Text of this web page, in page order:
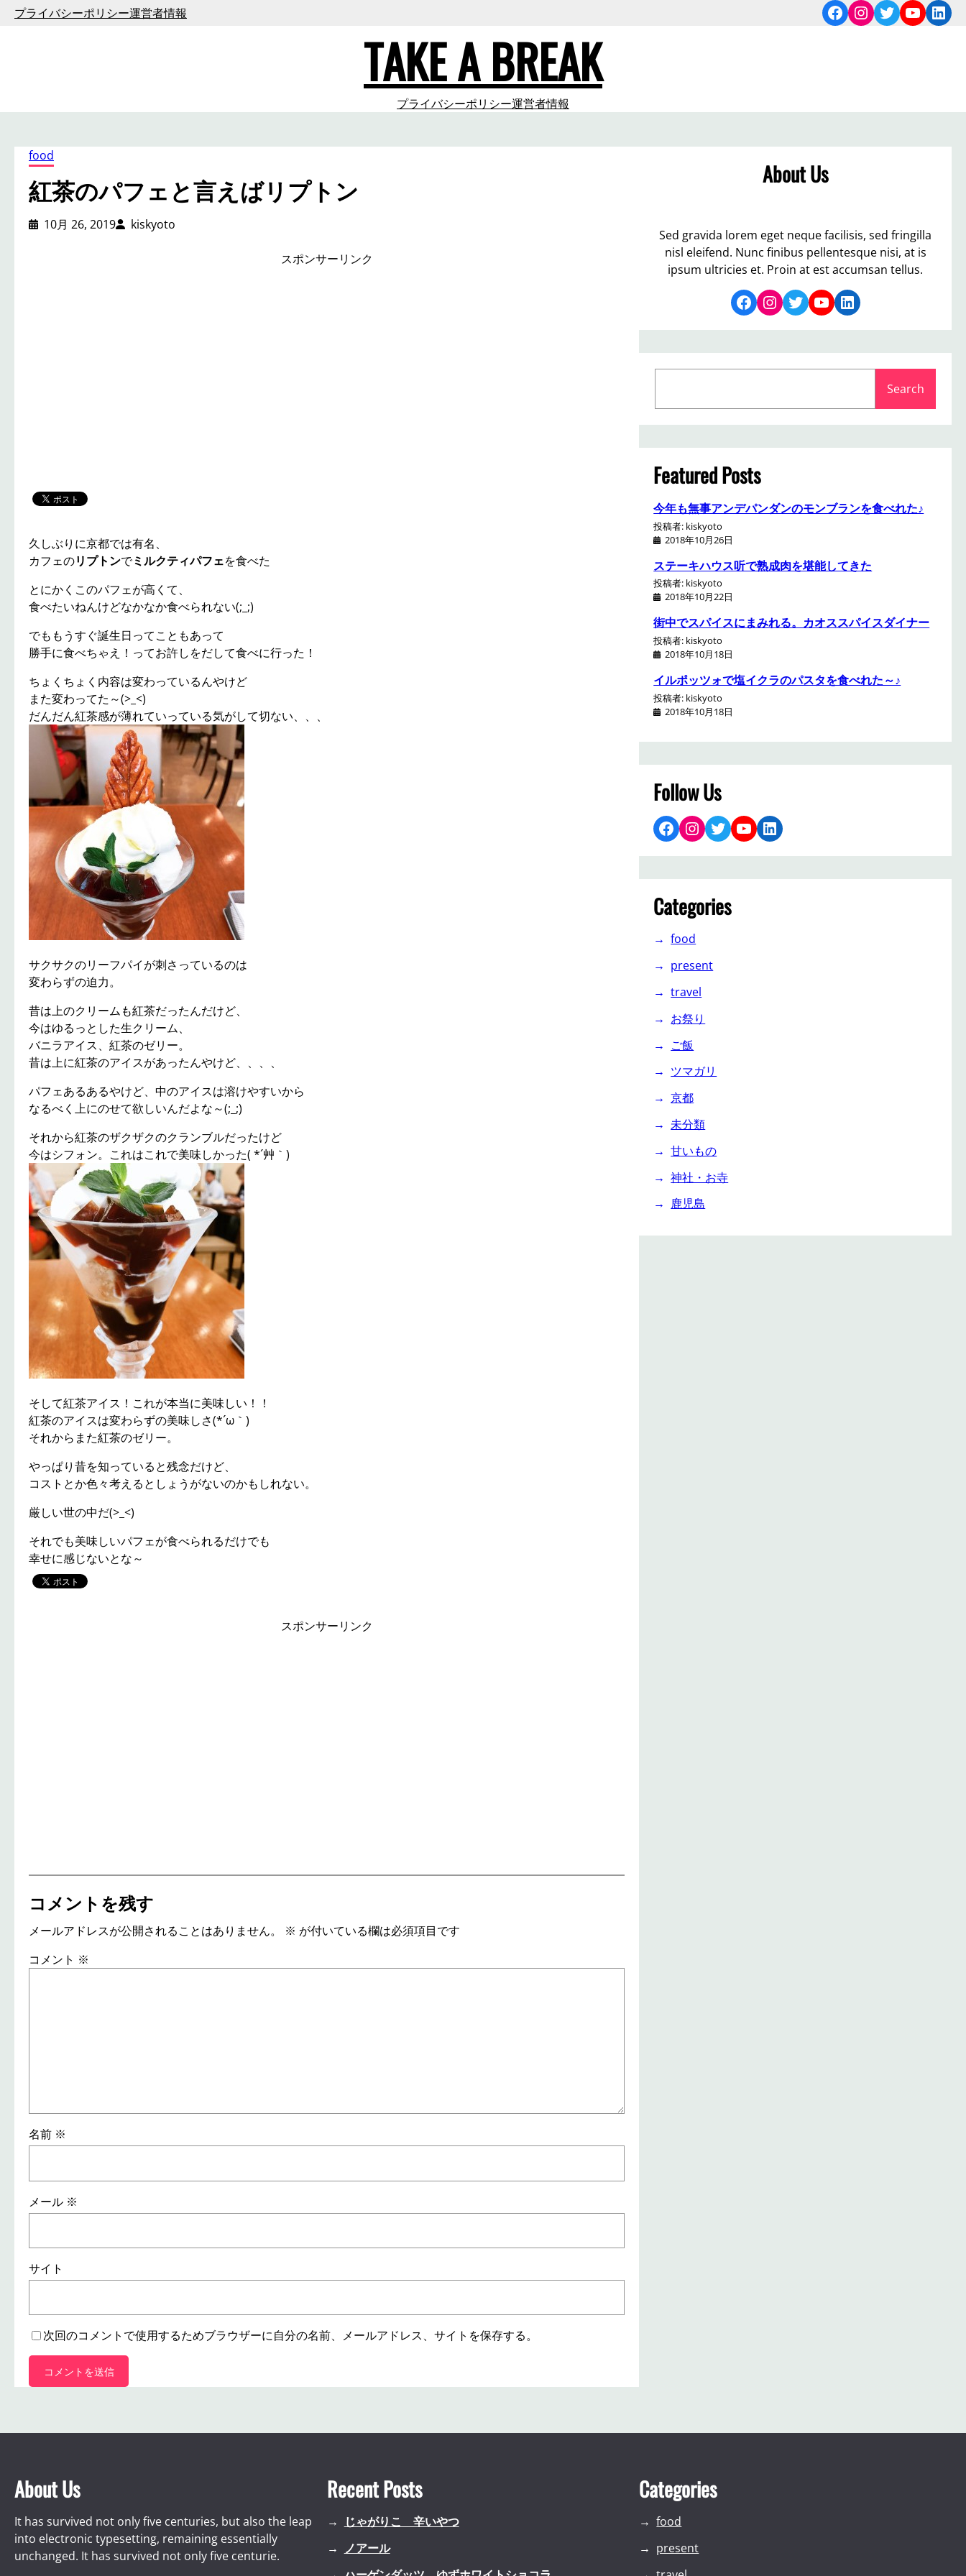
プ
プライバシーポリシー運営者情報 Facebook
Instagram
Twitter
TAKE A BREAK
プライバシーポリシー運営者情報
food
紅茶のパフェと言えばリプトン
10月 26, 2019 kiskyoto
スポンサーリンク
久しぶりに京都では有名、
カフェのリプトンでミルクティパフェを食べた
とにかくこのパフェが高くて、
食べたいねんけどなかなか食べられない(;_;)
でももうすぐ誕生日ってこともあって
勝手に食べちゃえ！ってお許しをだして食べに行った！
ちょくちょく内容は変わっているんやけど
また変わってた～(>_<)
だんだん紅茶感が薄れていっている気がして切ない、、、
サクサクのリーフパイが刺さっているのは
変わらずの迫力。
昔は上のクリームも紅茶だったんだけど、
今はゆるっとした生クリーム、
バニラアイス、紅茶のゼリー。
昔は上に紅茶のアイスがあったんやけど、、、、
パフェあるあるやけど、中のアイスは溶けやすいから
なるべく上にのせて欲しいんだよな～(;_;)
それから紅茶のザクザクのクランブルだったけど
今はシフォン。これはこれで美味しかった( *´艸｀)
そして紅茶アイス！これが本当に美味しい！！
紅茶のアイスは変わらずの美味しさ(*´ω｀)
それからまた紅茶のゼリー。
やっぱり昔を知っていると残念だけど、
コストとか色々考えるとしょうがないのかもしれない。
厳しい世の中だ(>_<)
それでも美味しいパフェが食べられるだけでも
幸せに感じないとな～
スポンサーリンク
コメントを残す
メールアドレスが公開されることはありません。 ※ が付いている欄は必須項目です
コメント ※
名前 ※
メール ※
サイト
次回のコメントで使用するためブラウザーに自分の名前、メールアドレス、サイトを保存する。
About Us
Sed gravida lorem eget neque facilisis, sed fringilla
nisl eleifend. Nunc finibus pellentesque nisi, at is
ipsum ultricies et. Proin at est accumsan tellus.
Facebook Instagram Twitter YouTube LinkedIn
a
r
c
h
Search
Featured Posts
今年も無事アンデパンダンのモンブランを食べれた♪
投稿者: kiskyoto
2018年10月26日
ステーキハウス听で熟成肉を堪能してきた
投稿者: kiskyoto
2018年10月22日
街中でスパイスにまみれる。カオススパイスダイナー
投稿者: kiskyoto
2018年10月18日
イルポッツォで塩イクラのパスタを食べれた～♪
投稿者: kiskyoto
2018年10月18日
Follow Us
Facebook Instagram Twitter YouTube LinkedIn
Categories
food
present
travel
お祭り
ご飯
ツマガリ
京都
未分類
甘いもの
神社・お寺
鹿児島
About Us
It has survived not only five centuries, but also the leap
into electronic typesetting, remaining essentially
unchanged. It has survived not only five centurie.
Recent Posts
じゃがりこ 辛いやつ
ノアール
Categories
food
present